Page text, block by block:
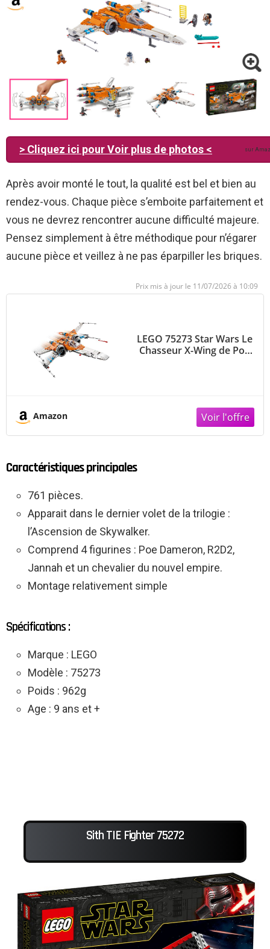
> Cliquez ici pour Voir plus de photos < sur
Après avoir monté le tout, la qualité est bel et bien au
rendez-vous. Chaque pièce s’emboite parfaitement et
vous ne devrez rencontrer aucune difficulté majeure.
Pensez simplement à être méthodique pour n’égarer
aucune pièce et veillez à ne pas éparpiller les briques.
11/07/2026 à 10:09
LEGO 75273 Star Wars Le
Chasseur X-Wing de Poe
Amazon
Caractéristiques principales
761 pièces.
Apparait dans le dernier volet de la trilogie :
l’Ascension de Skywalker.
Comprend 4 figurines : Poe Dameron, R2D2,
Jannah et un chevalier du nouvel empire.
Montage relativement simple
Spécifications :
Marque : LEGO
Modèle : 75273
Poids : 962g
Age : 9 ans et +
Sith TIE Fighter 75272